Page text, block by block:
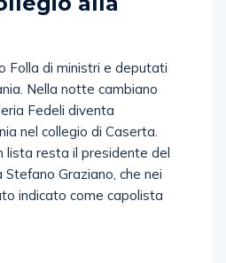
Nella notte cambiano
Fedeli diventa
nel collegio di Caserta.
resta il presidente del
Graziano, che nei
indicato come capolista